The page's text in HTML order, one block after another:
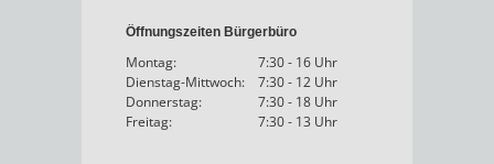
Öffnungszeiten Bürgerbüro
Montag:
7:30 - 16 Uhr
Dienstag-Mittwoch:
7:30 - 12 Uhr
Donnerstag:
7:30 - 18 Uhr
Freitag:
7:30 - 13 Uhr